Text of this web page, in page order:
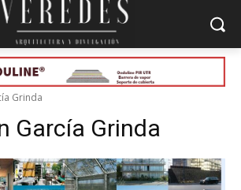
Grinda
García Grinda